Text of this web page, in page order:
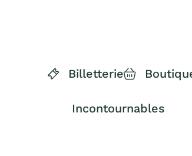
Billetterie
Incontournables